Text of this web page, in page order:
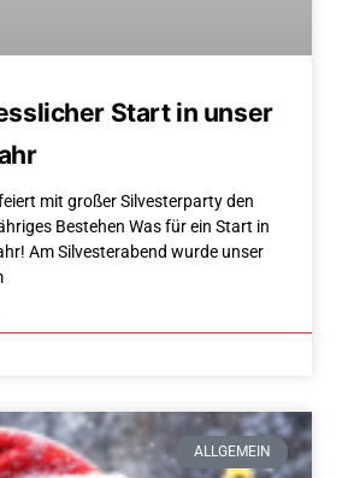
Start in unser
mit großer Silvesterparty den
Bestehen Was für ein Start in
Am Silvesterabend wurde unser
ALLGEMEIN